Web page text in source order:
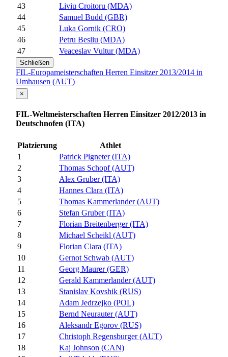
43
Liviu Croitoru (MDA)
44
Samuel Budd (GBR)
45
Luka Gornik (CRO)
46
Petru Besliu (MDA)
47
Veaceslav Vultur (MDA)
Schließen
FIL-Europameisterschaften Herren Einsitzer 2013/2014 in
Umhausen (AUT)
×
FIL-Weltmeisterschaften Herren Einsitzer 2012/2013 in
Deutschnofen (ITA)
Platzierung
Athlet
1
Patrick Pigneter (ITA)
2
Thomas Schopf (AUT)
3
Alex Gruber (ITA)
4
Hannes Clara (ITA)
5
Thomas Kammerlander (AUT)
6
Stefan Gruber (ITA)
7
Florian Breitenberger (ITA)
8
Michael Scheikl (AUT)
9
Florian Clara (ITA)
10
Gernot Schwab (AUT)
11
Georg Maurer (GER)
12
Gerald Kammerlander (AUT)
13
Stanislav Kovshik (RUS)
14
Adam Jedrzejko (POL)
15
Bernd Neurauter (AUT)
16
Aleksandr Egorov (RUS)
17
Christoph Regensburger (AUT)
18
Kaj Johnson (CAN)